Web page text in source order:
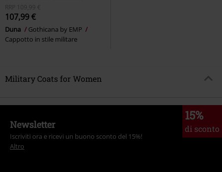
RRP
109,99 €
107,99 €
Duna
Gothicana by EMP
Cappotto in stile militare
Military Coats for Women
15%
di sconto
Newsletter
Iscriviti ora e ricevi un buono sconto del 15%!
Altro